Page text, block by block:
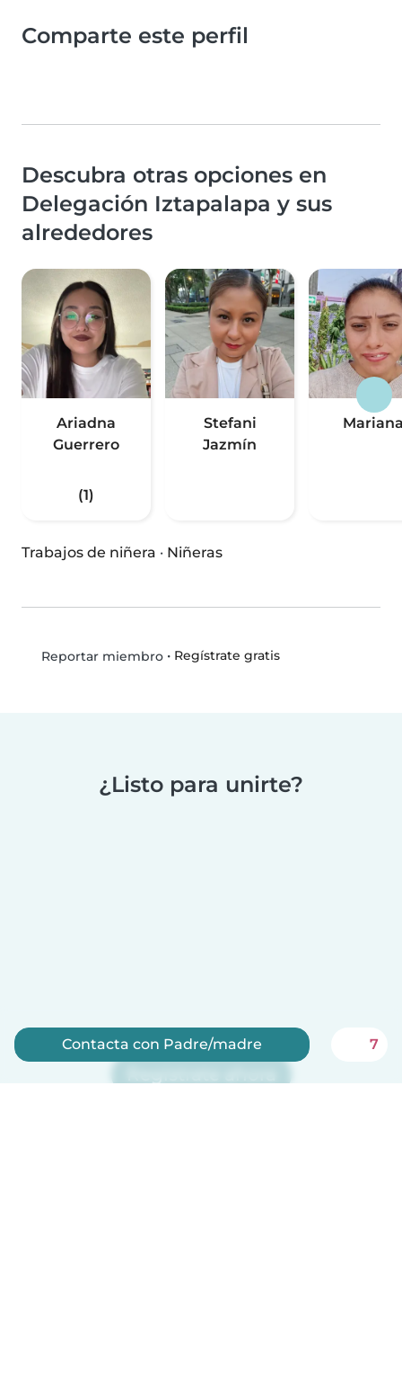
Comparte este perfil
Descubra otras opciones en
Delegación Iztapalapa y sus
alrededores
Ariadna
Guerrero
(1)
Stefani
Jazmín
Trabajos de niñera · Niñeras
Reportar miembro• Regístrate gratis
¿Listo para unirte?
Contacta con Padre/madre 7